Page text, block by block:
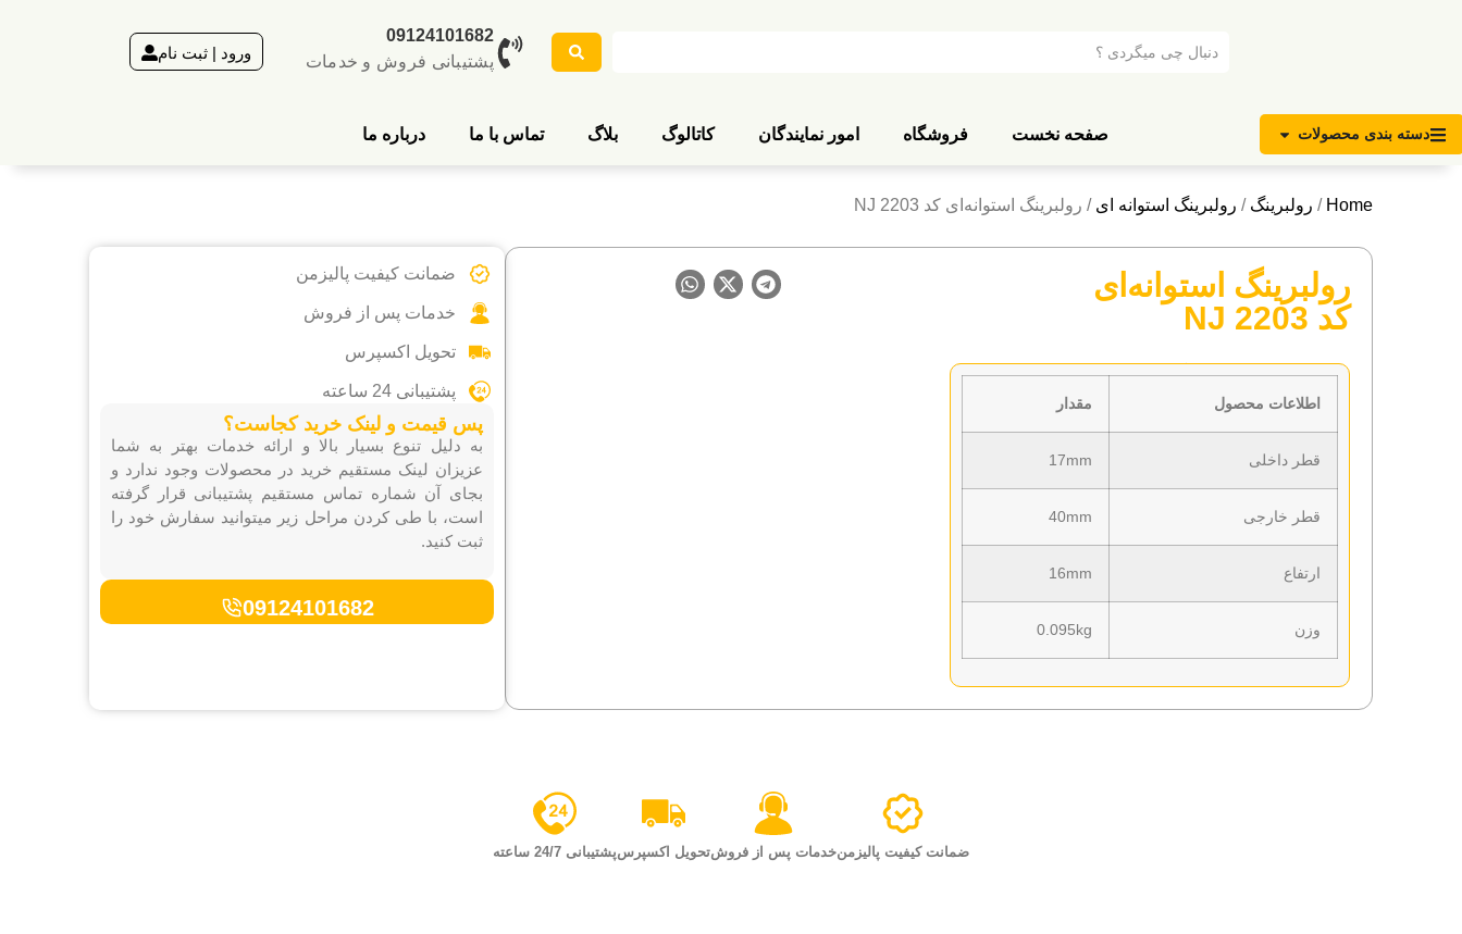
09124101682
پشتیبانی فروش و خدمات
ورود | ثبت نام
دسته بندی محصولات صفحه نخست فروشگاه امور نمایندگان کاتالوگ بلاگ تماس با ما درباره ما
Home
/ رولبرینگ / رولبرینگ استوانه ای / رولبرینگ استوانه‌ای کد NJ 2203
رولبرینگ استوانه‌ای
کد NJ 2203
ویژگی های اصلی
اطلاعات محصول مقدار
قطر داخلی 17mm
قطر خارجی 40mm
ارتفاع 16mm
وزن 0.095kg
ضمانت کیفیت پالیزمن
خدمات پس از فروش
تحویل اکسپرس
پشتیبانی 24 ساعته
پس قیمت و لینک خرید کجاست؟
به دلیل تنوع بسیار بالا و ارائه خدمات بهتر به شما
عزیزان لینک مستقیم خرید در محصولات وجود ندارد و
بجای آن شماره تماس مستقیم پشتیبانی قرار گرفته
است، با طی کردن مراحل زیر میتوانید سفارش خود را
ثبت کنید.
09124101682
ضمانت کیفیت پالیزمنخدمات پس از فروشتحویل اکسپرسپشتیبانی 24/7 ساعته